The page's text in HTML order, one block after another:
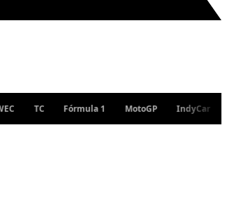
TC Fórmula 1 MotoGP IndyCar WRC